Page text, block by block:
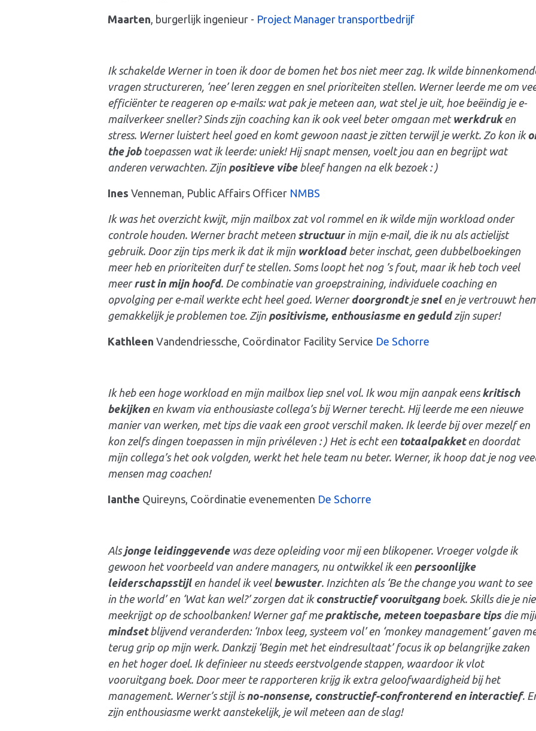
Maarten, burgerlijk ingenieur - Project Manager transportbedrijf
Ik schakelde Werner in toen ik door de bomen het bos niet meer zag. Ik wilde
vragen structureren, ‘nee’ leren zeggen en snel prioriteiten stellen. Werner leerde me om
efficiënter te reageren op e-mails: wat pak je meteen aan, wat stel je uit, hoe beëindig je e-
mailverkeer sneller? Sinds zijn coaching kan ik ook veel beter omgaan met werkdruken
stress. Werner luistert heel goed en komt gewoon naast je zitten terwijl je werkt. Zo kon ik
the jobtoepassen wat ik leerde: uniek! Hij snapt mensen, voelt jou aan en begrijpt wat
anderen verwachten. Zijn positieve vibebleef hangen na elk bezoek : )
Ines Venneman, Public Affairs Officer NMBS
Ik was het overzicht kwijt, mijn mailbox zat vol rommel en ik wilde mijn workload onder
controle houden. Werner bracht meteen structuur in mijn e-mail, die ik nu als actielijst
gebruik. Door zijn tips merk ik dat ik mijn workloadbeter inschat, geen dubbelboekingen
meer heb en prioriteiten durf te stellen. Soms loopt het nog ’s fout, maar ik heb toch veel
meerrust in mijn hoofd. De combinatie van groepstraining, individuele coaching en
opvolging per e-mail werkte echt heel goed. Wernerdoorgrondtje snel en je vertrouwt
gemakkelijk je problemen toe. Zijn positivisme, enthousiasme en geduldzijn super!
Kathleen Vandendriessche, Coördinator Facility Service De Schorre
Ik heb een hoge workload en mijn mailbox liep snel vol. Ik wou mijn aanpak eenskritisch
bekijkenen kwam via enthousiaste collega’s bij Werner terecht. Hij leerde me een nieuwe
manier van werken, met tips die vaak een groot verschil maken. Ik leerde bij over mezelf en
kon zelfs dingen toepassen in mijn privéleven : ) Het is echt een totaalpakketen doordat
mijn collega’s het ook volgden, werkt het hele team nu beter. Werner, ik hoop dat je nog
mensen mag coachen!
Ianthe Quireyns, Coördinatie evenementen De Schorre
Alsjonge leidinggevendewas deze opleiding voor mij een blikopener. Vroeger volgde ik
gewoon het voorbeeld van andere managers, nu ontwikkel ik een persoonlijke
leiderschapsstijlen handel ik veel bewuster. Inzichten als ‘Be the change you want to see
in the world’ en ‘Wat kan wel?’ zorgen dat ikconstructief vooruitgang boek. Skills die je
meekrijgt op de schoolbanken! Werner gaf me praktische, meteen toepasbare tipsdie
mindsetblijvend veranderden: ‘Inbox leeg, systeem vol’ en ‘monkey management’ gaven
terug grip op mijn werk. Dankzij ‘Begin met het eindresultaat’ focus ik op belangrijke zaken
en het hoger doel. Ik definieer nu steeds eerstvolgende stappen, waardoor ik vlot
vooruitgang boek. Door meer te rapporteren krijg ik extra geloofwaardigheid bij het
management. Werner’s stijl isno-nonsense, constructief-confronterend en interactief.
zijn enthousiasme werkt aanstekelijk, je wil meteen aan de slag!